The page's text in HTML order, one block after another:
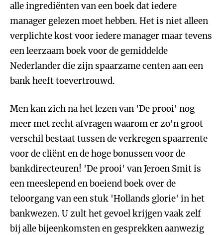
alle ingrediënten van een boek dat iedere
manager gelezen moet hebben. Het is niet alleen
verplichte kost voor iedere manager maar tevens
een leerzaam boek voor de gemiddelde
Nederlander die zijn spaarzame centen aan een
bank heeft toevertrouwd.
Men kan zich na het lezen van 'De prooi' nog
meer met recht afvragen waarom er zo'n groot
verschil bestaat tussen de verkregen spaarrente
voor de cliënt en de hoge bonussen voor de
bankdirecteuren! 'De prooi' van Jeroen Smit is
een meeslepend en boeiend boek over de
teloorgang van een stuk 'Hollands glorie' in het
bankwezen. U zult het gevoel krijgen vaak zelf
bij alle bijeenkomsten en gesprekken aanwezig